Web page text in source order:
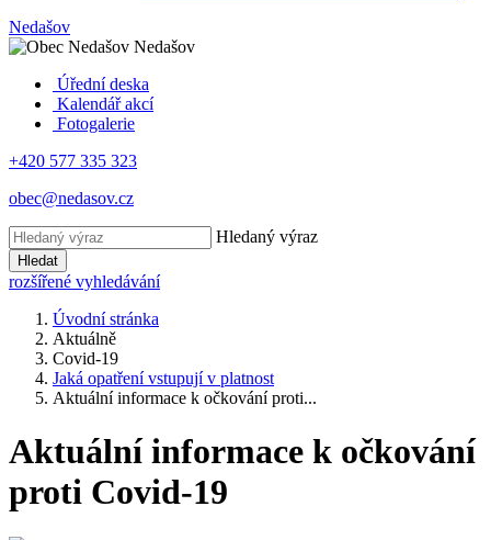
Nedašov
Nedašov
Úřední deska
Kalendář akcí
Fotogalerie
+420 577 335 323
obec@nedasov.cz
Hledaný výraz
Hledat
rozšířené vyhledávání
Úvodní stránka
Aktuálně
Covid-19
Jaká opatření vstupují v platnost
Aktuální informace k očkování proti...
Aktuální informace k očkování
proti Covid-19